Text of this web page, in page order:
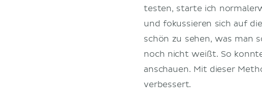
testen, starte ich
und fokussieren sich auf
schön zu sehen, was man
noch nicht weißt. So
anschauen. Mit dieser
verbessert.